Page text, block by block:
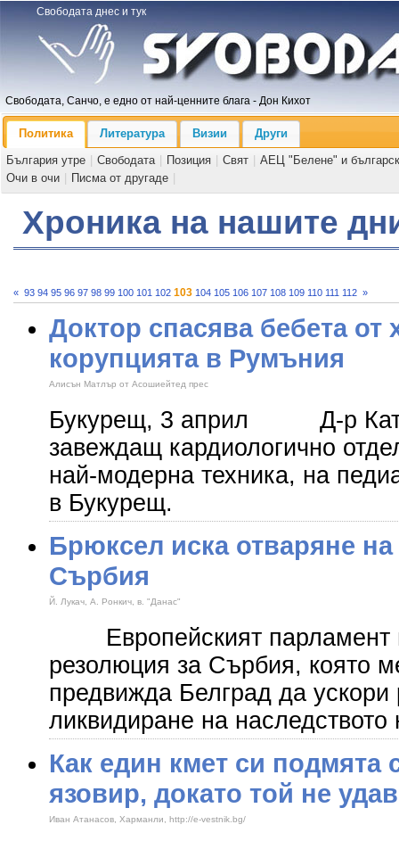
Свободата днес и тук
Свободата, Санчо, е едно от най-ценните блага - Дон Кихот
Политика Литература Визии
Други
България утре
Свободата Позиция Свят
АЕЦ "Белене" и
Очи в очи
Писма от другаде
Хроника на нашите
« 93 94 95 96 97 98 99 100 101 102 103 104 105 106 107 108 109 110 111 112 »
Доктор спасява бебета от
корупцията в Румъния
Алисън Матлър от Асошиейтед прес
Букурещ, 3 април Д-р
завеждащ кардиологично
най-модерна техника, на
в Букурещ.
Брюксел иска отваряне на
Сърбия
Й. Лукач, А. Ронкич, в. "Данас"
Европейският парламент
резолюция за Сърбия, която
предвижда Белград да ускори
ликвидиране на
Как един кмет си подмята
язовир, докато той не
Иван Атанасов, Харманли, http://e-vestnik.bg/